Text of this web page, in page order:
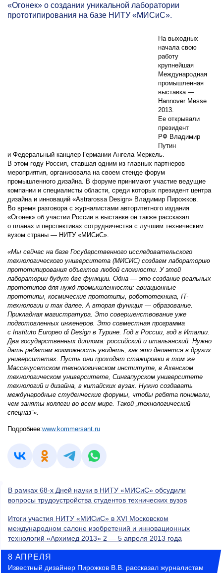
«Огонек» о создании уникальной лаборатории
прототипирования на базе НИТУ «МИСиС».
На выходных
начала свою
работу
крупнейшая
Международная
промышленная
выставка —
Hannover Messe
2013.
Ее открывали
президент
РФ Владимир
Путин
и Федеральный канцлер Германии Ангела Меркель.
В этом году Россия, ставшая одним из главных партнеров
мероприятия, организовала на своем стенде форум
промышленного дизайна. В форуме принимают участие ведущие
компании и специалисты области, среди которых президент центра
дизайна и инноваций «Astrarossa Design» Владимир Пирожков.
Во время разговора с журналистами авторитетного издания
«Огонек» об участии России в выставке он также рассказал
о планах и перспективах сотрудничества с лучшим техническим
вузом страны — НИТУ «МИСиС».
«Мы сейчас на базе Государственного исследовательского
технологического университета (МИСИС) создаем лабораторию
прототипирования объектов любой сложности. У этой
лаборатории будут две функции. Одна — это создание реальных
прототипов для нужд промышленности: авиационные
прототипы, космические прототипы, робототехника, IT-
технологии и так далее. А вторая функция — образование.
Прикладная магистратура. Это совершенствование уже
подготовленных инженеров. Это совместная программа
с Instituto Europeo di Design в Турине. Год в России, год в Италии.
Два государственных диплома: российский и итальянский. Нужно
дать ребятам возможность увидеть, как это делается в других
университетах. Пусть они проходят стажировки в том же
Массачусетском технологическом институте, в Ахенском
технологическом университете, Сингапурском университете
технологий и дизайна, в китайских вузах. Нужно создавать
международные студенческие форумы, чтобы ребята понимали,
чем заняты коллеги во всем мире. Такой „технологический
спецназ“».
Подробнее:www.kommersant.ru
В рамках 68-х Дней науки в НИТУ «МИСиС» обсудили
вопросы трудоустройства студентов технических вузов
Итоги участия НИТУ «МИСиС» в ХVI Московском
международном салоне изобретений и инновационных
технологий «Архимед 2013» 2 — 5 апреля 2013 года
8 АПРЕЛЯ
Известный дизайнер Пирожков В.В. рассказал журналистам